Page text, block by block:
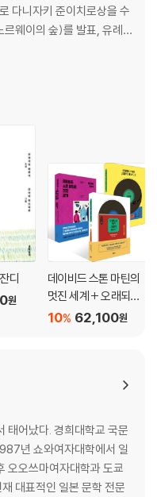
다니자키 준이치로상을 수
르웨이의 숲)를 발표, 유례없
을 일으키며 세계적인 작가
미우리문학상을 수상했고,
디
원
데이비드 스톤 마틴의
멋진 세계 + 오래되고
멋진 클래식 레코드 1,2
62,100원
10%
태어났다. 경희대학교 국문
년 쇼와여자대학에서 일
오오쓰마여자대학과 도쿄
대표적인 일본 문학 전문